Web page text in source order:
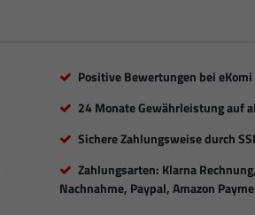
Positive Bewertungen bei
24 Monate Gewährleistung auf
Sichere Zahlungsweise durch
Zahlungsarten: Klarna
Nachnahme, Paypal, Amazon